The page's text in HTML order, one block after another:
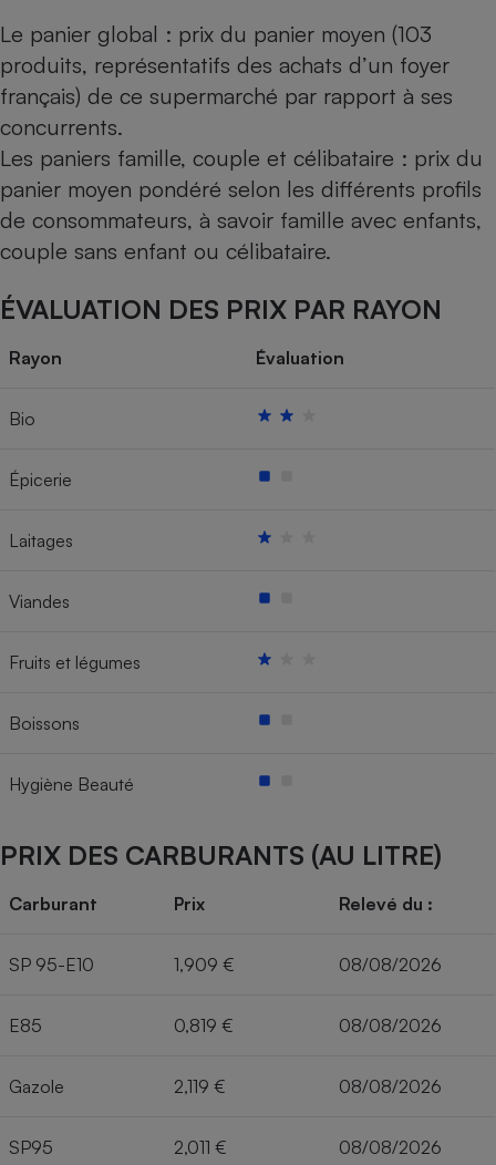
Le panier global : prix du panier moyen (103
produits, représentatifs des achats d’un foyer
français) de ce supermarché par rapport à ses
concurrents.
Les paniers famille, couple et célibataire : prix du
panier moyen pondéré selon les différents profils
de consommateurs, à savoir famille avec enfants,
couple sans enfant ou célibataire.
ÉVALUATION DES PRIX PAR RAYON
Rayon Évaluation
Bio
Épicerie
Laitages
Viandes
Fruits et légumes
Boissons
Hygiène Beauté
PRIX DES CARBURANTS (AU LITRE)
Carburant Prix Relevé du :
SP 95-E10 1,909 € 08/08/2026
E85 0,819 € 08/08/2026
Gazole 2,119 € 08/08/2026
SP95 2,011 € 08/08/2026